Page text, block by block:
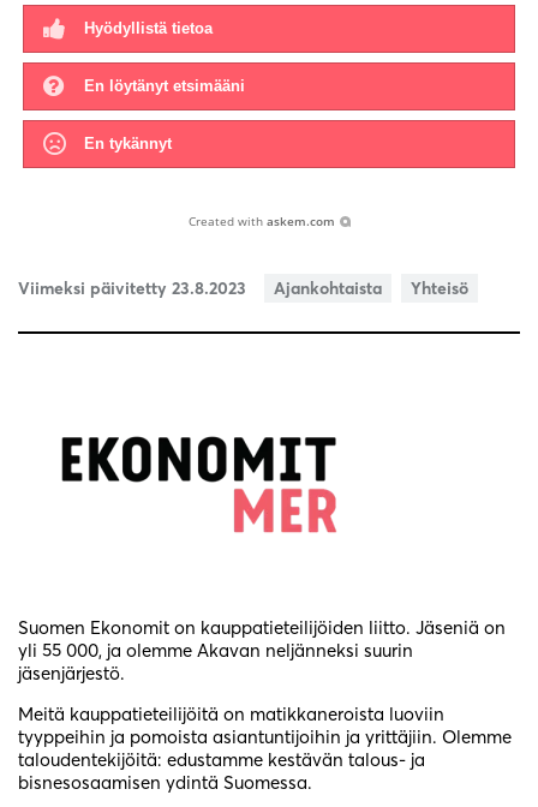
Hyödyllistä tietoa
En löytänyt etsimääni
En tykännyt
Created with askem.com
Viimeksi päivitetty 23.8.2023 Ajankohtaista Yhteisö
Suomen Ekonomit on kauppatieteilijöiden liitto. Jäseniä on
yli 55 000, ja olemme Akavan neljänneksi suurin
jäsenjärjestö.
Meitä kauppatieteilijöitä on matikkaneroista luoviin
tyyppeihin ja pomoista asiantuntijoihin ja yrittäjiin. Olemme
taloudentekijöitä: edustamme kestävän talous- ja
bisnesosaamisen ydintä Suomessa.